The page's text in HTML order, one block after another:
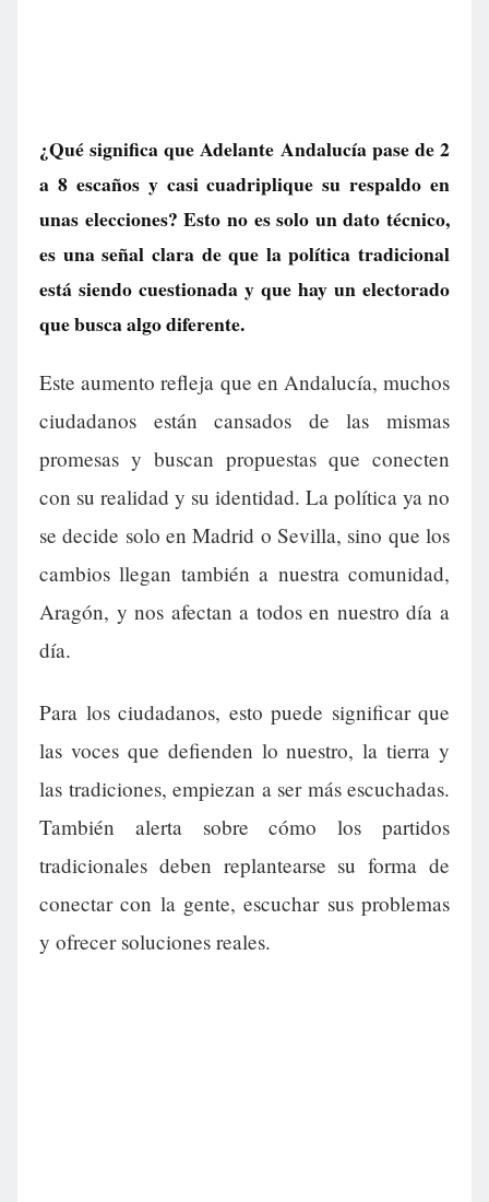
¿Qué significa que Adelante Andalucía pase de 2
a 8 escaños y casi cuadriplique su respaldo en
unas elecciones? Esto no es solo un dato técnico,
es una señal clara de que la política tradicional
está siendo cuestionada y que hay un electorado
que busca algo diferente.
Este aumento refleja que en Andalucía, muchos
ciudadanos están cansados de las mismas
promesas y buscan propuestas que conecten
con su realidad y su identidad. La política ya no
se decide solo en Madrid o Sevilla, sino que los
cambios llegan también a nuestra comunidad,
Aragón, y nos afectan a todos en nuestro día a
día.
Para los ciudadanos, esto puede significar que
las voces que defienden lo nuestro, la tierra y
las tradiciones, empiezan a ser más escuchadas.
También alerta sobre cómo los partidos
tradicionales deben replantearse su forma de
conectar con la gente, escuchar sus problemas
y ofrecer soluciones reales.